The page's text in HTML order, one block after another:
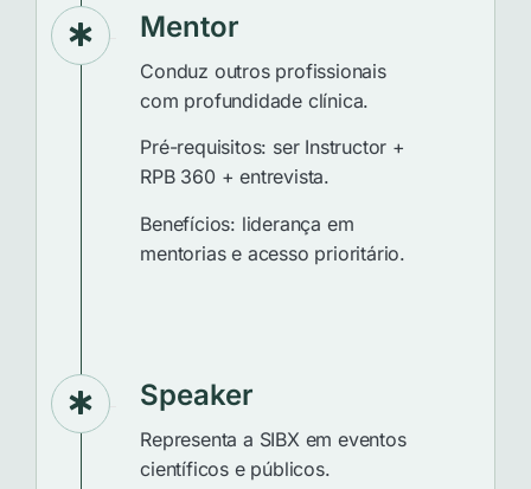
Mentor
Conduz outros profissionais
com profundidade clínica.
Pré-requisitos: ser Instructor +
RPB 360 + entrevista.
Benefícios: liderança em
mentorias e acesso prioritário.
Speaker
Representa a SIBX em eventos
científicos e públicos.